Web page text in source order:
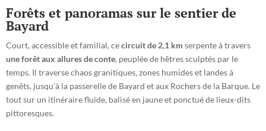
Forêts et panoramas sur le sentier de
Bayard
Court, accessible et familial, cecircuit de 2,1 km serpente à travers
une forêt aux allures de conte, peuplée de hêtres sculptés par le
temps. Il traverse chaos granitiques, zones humides et landes à
genêts, jusqu’à la passerelle de Bayard et aux Rochers de la Barque. Le
tout sur un itinéraire fluide, balisé en jaune et ponctué de lieux-dits
pittoresques.